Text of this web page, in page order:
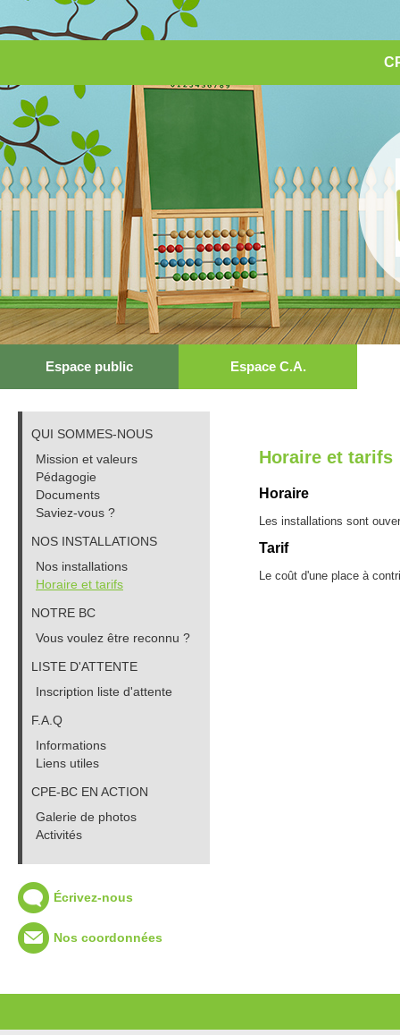
Espace public Espace C.A.
QUI SOMMES-NOUS
Mission et valeurs
Pédagogie
Documents
Saviez-vous ?
NOS INSTALLATIONS
Nos installations
Horaire et tarifs
NOTRE BC
Vous voulez être reconnu ?
LISTE D'ATTENTE
Inscription liste d'attente
F.A.Q
Informations
Liens utiles
CPE-BC EN ACTION
Galerie de photos
Activités
Écrivez-nous
Nos coordonnées
Horaire et tarifs
Horaire
Les installations sont
Tarif
Le coût d'une place à